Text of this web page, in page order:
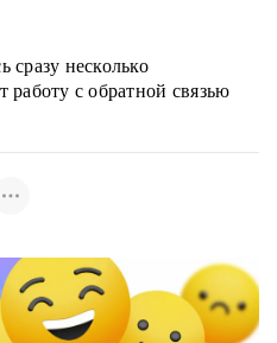
сразу несколько
с обратной связью